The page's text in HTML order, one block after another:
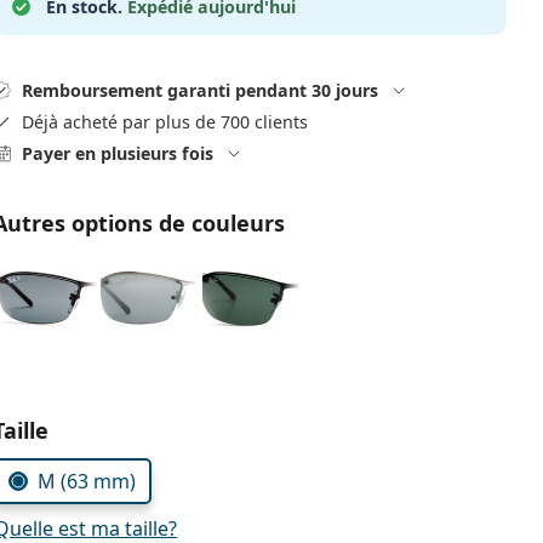
En stock. Expédié aujourd'hui
Remboursement garanti pendant 30 jours
Déjà acheté par plus de 700 clients
Payer en plusieurs fois
options de couleurs
les paramètres
M (63 mm)
est ma taille?